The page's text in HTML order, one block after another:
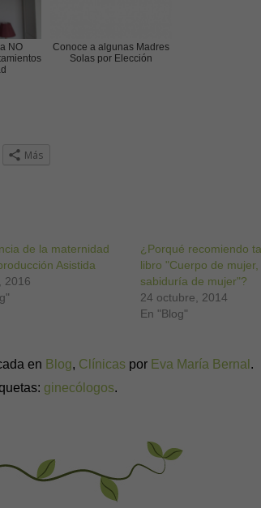
NO
Conoce a algunas Madres
Solas por Elección
Más
de la maternidad
Asistida
2016
¿Porqué recomiendo
libro "Cuerpo de mujer,
sabiduría de mujer"?
24 octubre, 2014
En "Blog"
en Blog, Clínicas por Eva María Bernal .
ginecólogos.